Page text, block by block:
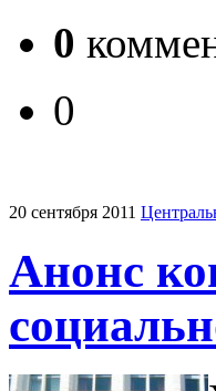
0
0
20 сентября 2011
Анонс